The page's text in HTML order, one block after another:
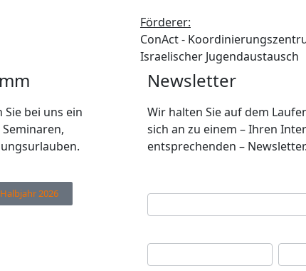
Förderer:
ConAct -
Israelischer Jugendaustausch
Sie bei uns ein
2026
Newsletter
Wir halten Sie auf dem
sich an zu einem – Ihren
entsprechenden – Newsletter.
Newsletter
Anmeldung